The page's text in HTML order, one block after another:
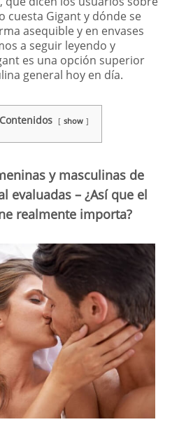
cuesta Gigant y dónde se
asequible y en envases
a seguir leyendo y
es una opción superior
general hoy en día.
show
y masculinas de
evaluadas – ¿Así que el
realmente importa?